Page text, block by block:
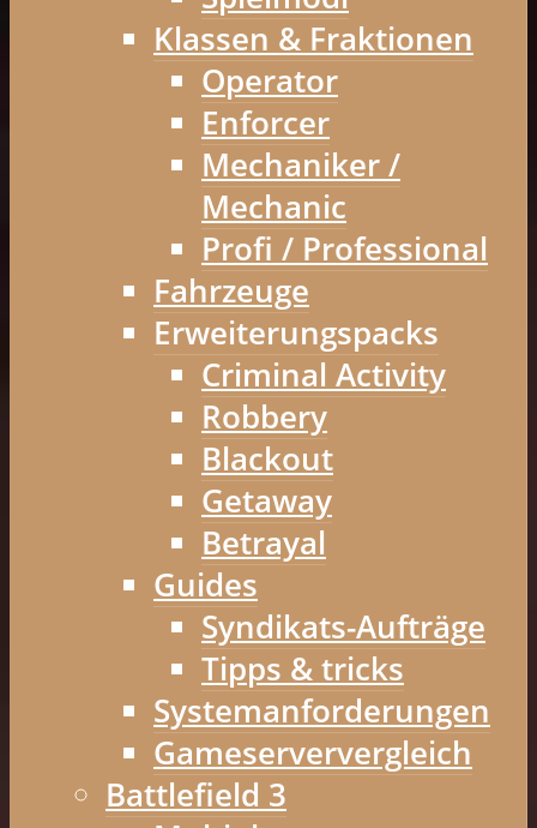
Klassen & Fraktionen
Operator
Enforcer
Mechaniker /
Mechanic
Profi / Professional
Fahrzeuge
Erweiterungspacks
Criminal Activity
Robbery
Blackout
Getaway
Betrayal
Guides
Syndikats-Aufträge
Tipps & tricks
Systemanforderungen
Gameserververgleich
Battlefield 3